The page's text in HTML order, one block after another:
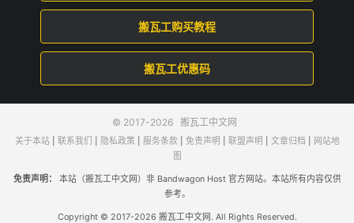
搬瓦工购买教程
搬瓦工优惠码
© 2017-2026 搬瓦工中文网
关于本站| 联系我们 隐私政策 服务条款 免责声明 联盟声明 文章归档
网站地
图
免责声明：
本站（搬瓦工中文网）非 Bandwagon Host 官方网站。本站所有内容仅供
参考。
Copyright © 2017-2026 搬瓦工中文网. All Rights Reserved.